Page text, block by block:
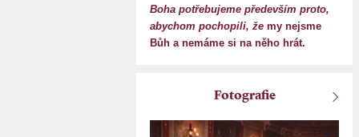
Boha potřebujeme především proto,
abychom pochopili, že my nejsme
Bůh a nemáme si na něho hrát.
Fotografie